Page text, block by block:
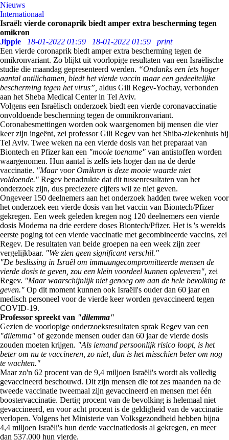
Nieuws
Internationaal
Israël: vierde coronaprik biedt amper extra bescherming tegen
omikron
Jippie
18-01-2022 01:59 18-01-2022 01:59
print
Een vierde coronaprik biedt amper extra bescherming tegen de
omikronvariant. Zo blijkt uit voorlopige resultaten van een Israëlische
studie die maandag gepresenteerd werden. “Ondanks een iets hoger
aantal antilichamen, biedt het vierde vaccin maar een gedeeltelijke
bescherming tegen het virus”, aldus Gili Regev-Yochay, verbonden
aan het Sheba Medical Center in Tel Aviv.
Volgens een Israëlisch onderzoek biedt een vierde coronavaccinatie
onvoldoende bescherming tegen de ommikronvariant.
Coronabesmettingen worden ook waargenomen bij mensen die vier
keer zijn ingeënt, zei professor Gili Regev van het Shiba-ziekenhuis bij
Tel Aviv. Twee weken na een vierde dosis van het preparaat van
Biontech en Pfizer kan een "mooie toename" van antistoffen worden
waargenomen. Hun aantal is zelfs iets hoger dan na de derde
vaccinatie. "Maar voor Omikron is deze mooie waarde niet
voldoende." Regev benadrukte dat dit tussenresultaten van het
onderzoek zijn, dus preciezere cijfers wil ze niet geven.
Ongeveer 150 deelnemers aan het onderzoek hadden twee weken voor
het onderzoek een vierde dosis van het vaccin van Biontech/Pfizer
gekregen. Een week geleden kregen nog 120 deelnemers een vierde
dosis Moderna na drie eerdere doses Biontech/Pfizer. Het is 's werelds
eerste poging tot een vierde vaccinatie met gecombineerde vaccins, zei
Regev. De resultaten van beide groepen na een week zijn zeer
vergelijkbaar. "We zien geen significant verschil."
"De beslissing in Israël om immuungecompromitteerde mensen de
vierde dosis te geven, zou een klein voordeel kunnen opleveren", zei
Regev. "Maar waarschijnlijk niet genoeg om aan de hele bevolking te
geven." Op dit moment kunnen ook Israëli's ouder dan 60 jaar en
medisch personeel voor de vierde keer worden gevaccineerd tegen
COVID-19.
Professor spreekt van "dilemma"
Gezien de voorlopige onderzoeksresultaten sprak Regev van een
"dilemma" of gezonde mensen ouder dan 60 jaar de vierde dosis
zouden moeten krijgen. "Als iemand persoonlijk risico loopt, is het
beter om nu te vaccineren, zo niet, dan is het misschien beter om nog
te wachten."
Maar zo'n 62 procent van de 9,4 miljoen Israëli's wordt als volledig
gevaccineerd beschouwd. Dit zijn mensen die tot zes maanden na de
tweede vaccinatie tweemaal zijn gevaccineerd en mensen met één
boostervaccinatie. Dertig procent van de bevolking is helemaal niet
gevaccineerd, en voor acht procent is de geldigheid van de vaccinatie
verlopen. Volgens het Ministerie van Volksgezondheid hebben bijna
4,4 miljoen Israëli's hun derde vaccinatiedosis al gekregen, en meer
dan 537.000 hun vierde.